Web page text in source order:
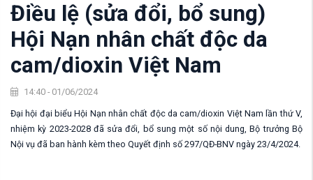
Điều lệ (sửa đổi, bổ sung)
Hội Nạn nhân chất độc da
cam/dioxin Việt Nam
14:40 - 01/06/2024
Đại hội đại biểu Hội Nạn nhân chất độc da cam/dioxin Việt Nam lần thứ V,
nhiệm kỳ 2023-2028 đã sửa đổi, bổ sung một số nội dung, Bộ trưởng Bộ
Nội vụ đã ban hành kèm theo Quyết định số 297/QĐ-BNV ngày 23/4/2024.